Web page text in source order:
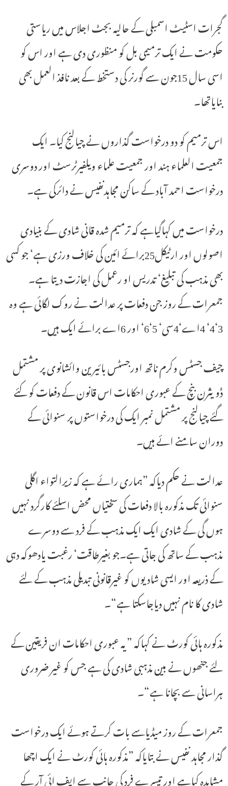
گجرات اسٹیٹ اسمبلی کے حالیہ بجٹ اجلاس میں ریاستی
حکومت نے ایک ترمیمی بل کو منظوری دی ہے اور اس کو
اسی سال 15جون سے گورنر کی دستخط کے بعد نافذ العمل بھی
بنایاتھا۔
اس ترمیم کو دو درخواست گذاروں نے چیالنج کیا۔ ایک
جمعیت العلماء ہند اور جمعیت علماء ویلفیرٹرسٹ اور دوسری
درخواست احمد آباد کے ساکن مجاہدنفیس نے دائرکی ہے۔
درخواست میں کہاگیاہے کہ ترمیم شدہ قانی شادی کے بنیادی
اصولوں اور ارٹیکل25برائے ائین کی خلاف ورزی ہے‘ جو کسی
بھی مذہب کی تبلیغ‘ تدریس او رعمل کی اجازت دیتا ہے۔
جمعرات کے روز جن دفعات پر عدالت نے روک لگائی ہے وہ
3‘4‘ 4اے‘4سی‘ 5‘6‘ اور 6اے برائے ایک ہیں۔
چیف جسٹس وکرم ناتھ اورجسٹس بائیرین وائشانوی پر مشتمل
ڈویثرن بنچ کے عبوری احکامات اس قانون کے دفعات کو کئے
گئے چیالنج پر مشتمل نمبر ایک کی درخواستوں پر سنوائی کے
دوران سامنے ائے ہیں۔
عدالت نے حکم دیاکہ ”ہماری رائے ہے کہ زیرالتواء اگلی
سنوائی تک مذکورہ بالا دفعات کی سختیاں محض اسلئے کارگرد نہیں
ہوں گی کے شادی ایک ایک مذہب کے فرد سے دوسرے
مذہب کے ساتھ کی جاتی ہے۔جو بغیرطاقت‘ رغبت یادھوکہ دہی
کے ذریعہ اور ایسی شادیوں کو غیرقانونی تبدیلی مذہب کے لئے
شادی کا نام نہیں دیاجاسکتا ہے“۔
مذکورہ ہائی کورٹ نے کہاکہ ”یہ عبوری احکامات ان فریقین کے
لئے جنھوں نے بین مذہبی شادی کی ہے جس کو غیر ضروری
ہراسانی سے بچانا ہے“۔
جمعرات کے روز میڈیاسے بات کرتے ہوئے ایک درخواست
گذار مجاہد نفیس نے بتایاکہ ”مذکورہ ہائی کورٹ نے ایک اچھا
مشاہدہ کیاہے اور تیسرے فرد کی جانب سے ایف ائی آر کے